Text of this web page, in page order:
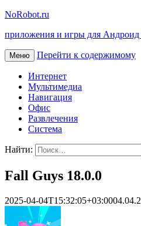
NoRobot.ru
приложения и игры для Андроид
Меню Перейти к содержимому
Интернет
Мультимедиа
Навигация
Офис
Развлечения
Система
Найти:
Fall Guys 18.0.0
2025-04-04T15:32:05+03:00